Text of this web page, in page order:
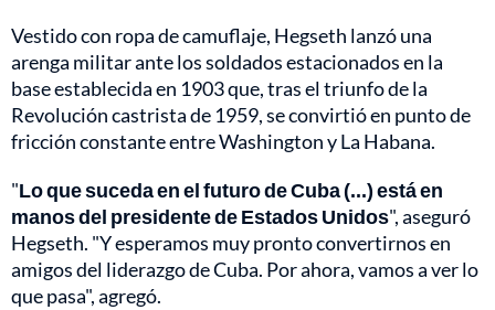
Vestido con ropa de camuflaje, Hegseth lanzó una
arenga militar ante los soldados estacionados en la
base establecida en 1903 que, tras el triunfo de la
Revolución castrista de 1959, se convirtió en punto de
fricción constante entre Washington y La Habana.
"Lo que suceda en el futuro de Cuba (...) está en
manos del presidente de Estados Unidos", aseguró
Hegseth. "Y esperamos muy pronto convertirnos en
amigos del liderazgo de Cuba. Por ahora, vamos a ver lo
que pasa", agregó.